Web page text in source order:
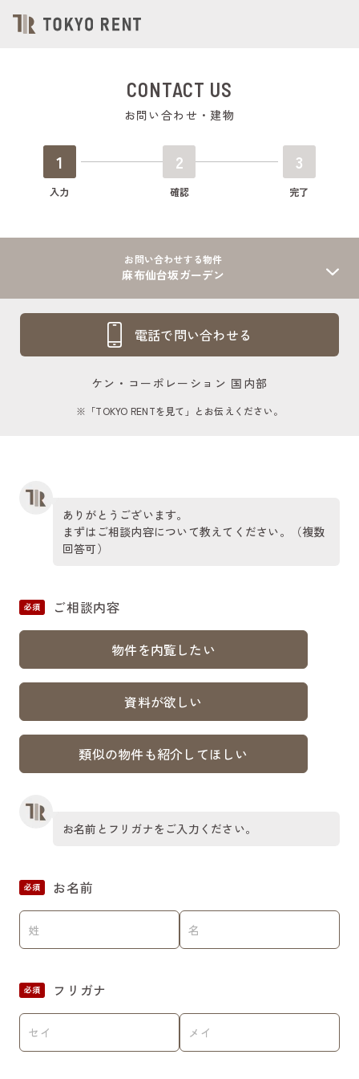
CONTACT US
お問い合わせ・建物
1
入力
2
確認
3
完了
お問い合わせする物件
麻布仙台坂ガーデン
電話で問い合わせる
ケン・コーポレーション 国内部
※「TOKYO RENTを見て」とお伝えください。
ありがとうございます。
まずはご相談内容について教えてください。（複数
回答可）
必須 ご相談内容
物件を内覧したい
資料が欲しい
類似の物件も紹介してほしい
お名前とフリガナをご入力ください。
必須 お名前
必須 フリガナ